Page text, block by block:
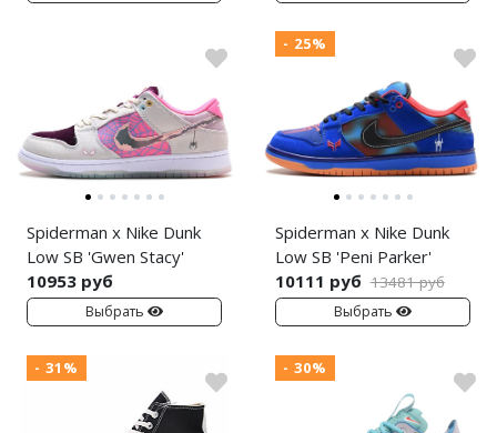
Spiderman x Nike Dunk
Low SB 'Gwen Stacy'
10953 руб
Выбрать
- 25%
Spiderman x Nike Dunk
Low SB 'Peni Parker'
10111 руб 13481 руб
Выбрать
- 31% - 30%